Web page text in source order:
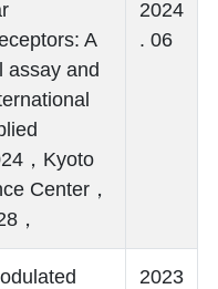
A
assay and
，Kyoto
Center，
，
2024
. 06
2023